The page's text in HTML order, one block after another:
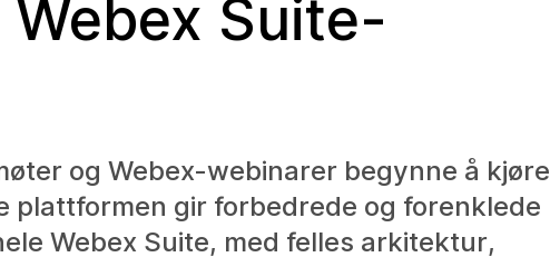
Suite-
og Webex-webinarer begynne å kjøre
plattformen gir forbedrede og forenklede
Webex Suite, med felles arkitektur,